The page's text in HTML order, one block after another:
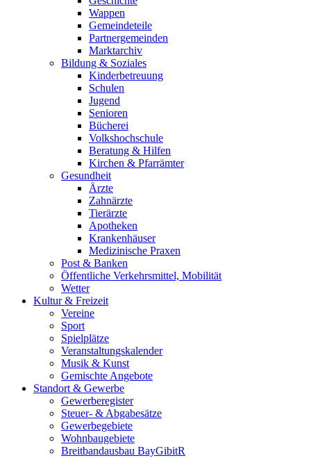
Wappen
Gemeindeteile
Partnergemeinden
Marktarchiv
Bildung & Soziales
Kinderbetreuung
Schulen
Jugend
Senioren
Bücherei
Volkshochschule
Beratung & Hilfen
Kirchen & Pfarrämter
Gesundheit
Ärzte
Zahnärzte
Tierärzte
Apotheken
Krankenhäuser
Medizinische Praxen
Post & Banken
Öffentliche Verkehrsmittel, Mobilität
Wetter
Kultur & Freizeit
Vereine
Sport
Spielplätze
Veranstaltungskalender
Musik & Kunst
Gemischte Angebote
Standort & Gewerbe
Gewerberegister
Steuer- & Abgabesätze
Gewerbegebiete
Wohnbaugebiete
Breitbandausbau BayGibitR